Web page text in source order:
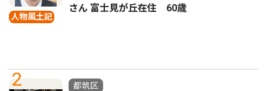
人物風土記
さん 富士見が丘在住 60歳
2
都筑区